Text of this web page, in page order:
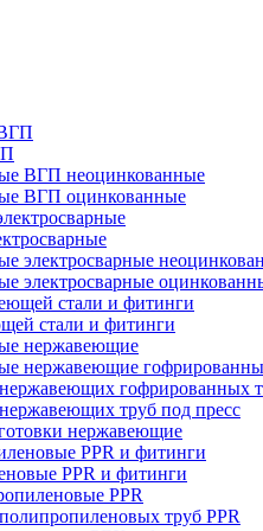
ВГП неоцинкованные
ВГП оцинкованные
электросварные
электросварные
стали и фитинги
нержавеющие
нержавеющие
гофрированных
труб под пресс
нержавеющие
PPR и фитинги
PPR
труб PPR